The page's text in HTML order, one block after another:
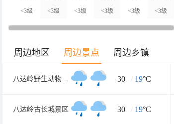
<3级 <3级 <3级 <3级 <3级 <3级
周边地区 周边景点 周边乡镇
八达岭野生动物世界 30 / 19°C
八达岭古长城景区 30 / 19°C